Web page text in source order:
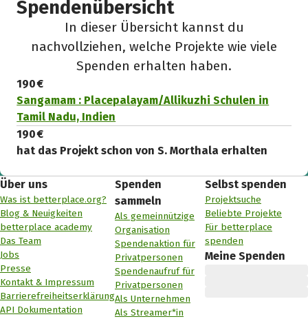
Spendenübersicht
In dieser Übersicht kannst du
nachvollziehen, welche Projekte wie viele
Spenden erhalten haben.
190 €
Sangamam : Placepalayam/Allikuzhi Schulen in
Tamil Nadu, Indien
190 €
hat das Projekt schon von S. Morthala erhalten
Über uns
Was ist betterplace.org?
Blog & Neuigkeiten
betterplace academy
Das Team
Jobs
Presse
Kontakt & Impressum
Barrierefreiheitserklärung
API Dokumentation
Spenden
sammeln
Als gemeinnützige
Organisation
Spendenaktion für
Privatpersonen
Spendenaufruf für
Privatpersonen
Als Unternehmen
Als Streamer*in
Selbst spenden
Projektsuche
Beliebte Projekte
Für betterplace
spenden
Meine Spenden